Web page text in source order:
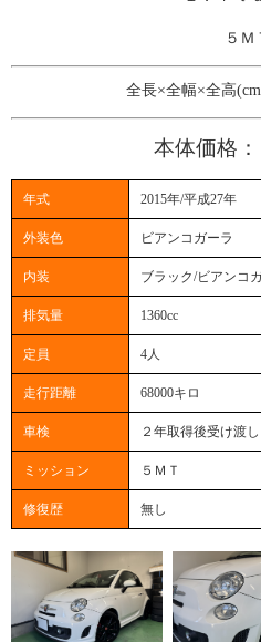
５Ｍ
全長×全幅×全高
本体価格：
年式 2015年/平成27年
外装色 ビアンコガーラ
内装 ブラック/ビアンコ
排気量 1360cc
定員 4人
走行距離 68000キロ
車検 ２年取得後受け渡し
ミッション ５ＭＴ
修復歴 無し